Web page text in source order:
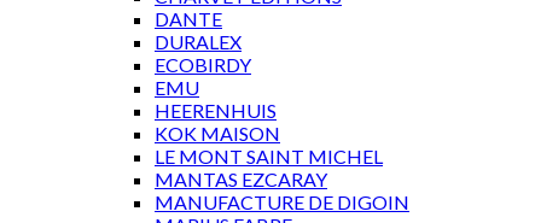
DANTE
DURALEX
ECOBIRDY
EMU
HEERENHUIS
KOK MAISON
LE MONT SAINT MICHEL
MANTAS EZCARAY
MANUFACTURE DE DIGOIN